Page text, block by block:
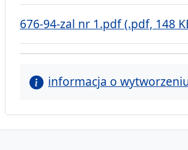
676-94-zal nr 1.pdf (.pdf, 148
informacja o